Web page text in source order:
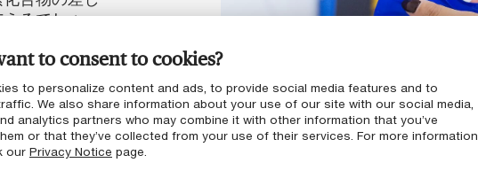
to consent to cookies?
to personalize content and ads, to provide social media features and to
We also share information about your use of our site with our social media,
analytics partners who may combine it with other information that you’ve
or that they’ve collected from your use of their services. For more information,
our Privacy Notice page.
るでしょ
移行を乗り
うかを迅速に
導入
の進展の監視
けるための